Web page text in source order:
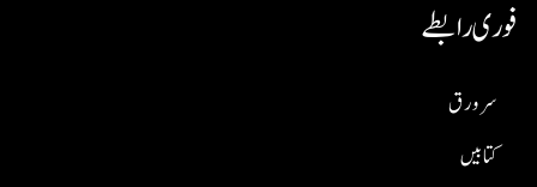
فوری رابطے
کتابیں
سر ورق